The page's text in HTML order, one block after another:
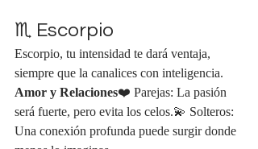
♏ Escorpio
Escorpio, tu intensidad te dará ventaja,
siempre que la canalices con inteligencia.
Amor y Relaciones❤️ Parejas: La pasión
será fuerte, pero evita los celos.💫 Solteros:
Una conexión profunda puede surgir donde